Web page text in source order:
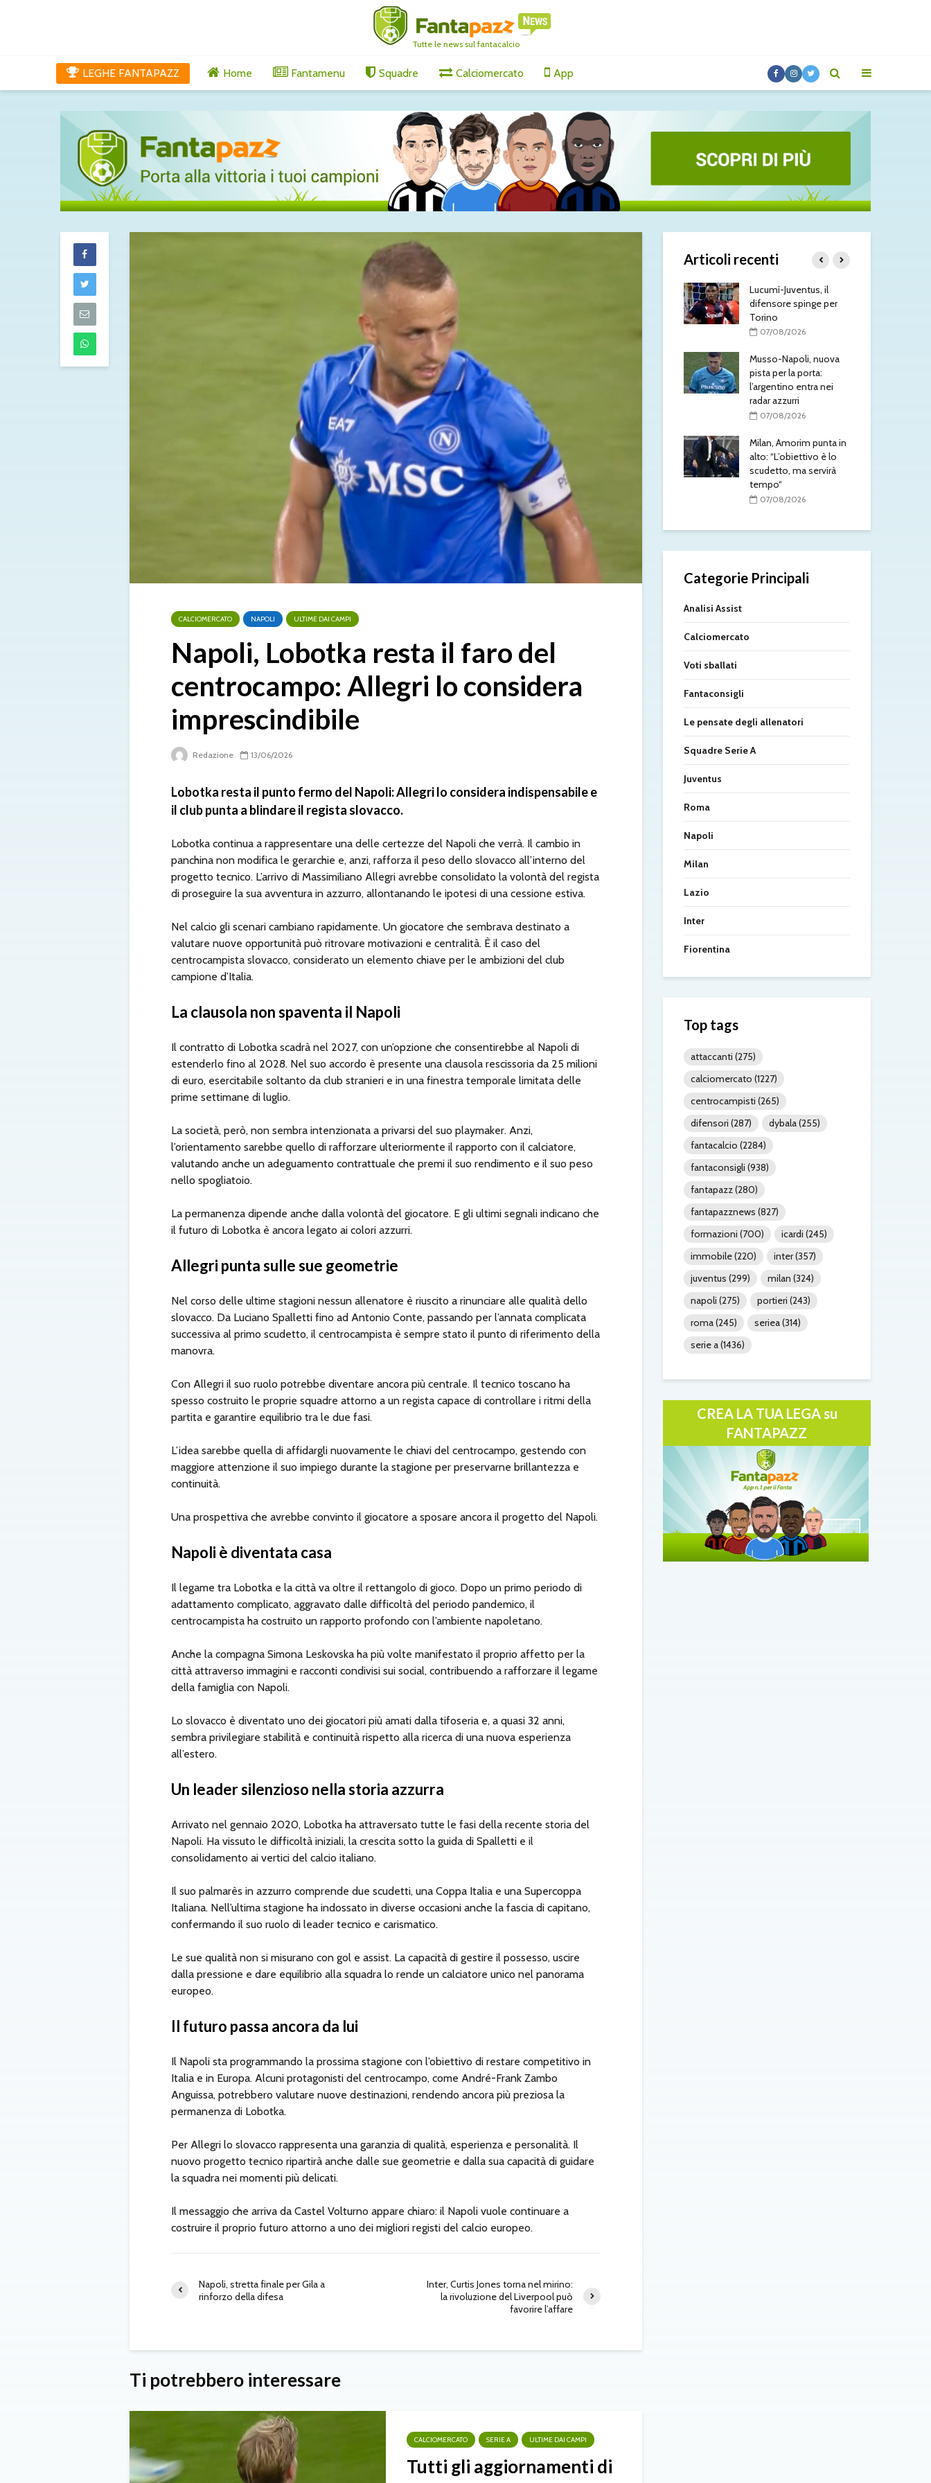
Tutte le news sul fantacalcio
LEGHE FANTAPAZZ Home Fantamenu Squadre Calciomercato App
CALCIOMERCATO NAPOLI ULTIME DAI CAMPI
Napoli, Lobotka resta il faro del
centrocampo: Allegri lo considera
imprescindibile
Redazione 13/06/2026
Lobotka resta il punto fermo del Napoli: Allegri lo considera indispensabile e
il club punta a blindare il regista slovacco.
Lobotka continua a rappresentare una delle certezze del Napoli che verrà. Il cambio in
panchina non modifica le gerarchie e, anzi, rafforza il peso dello slovacco all’interno del
progetto tecnico. L’arrivo di Massimiliano Allegri avrebbe consolidato la volontà del regista
di proseguire la sua avventura in azzurro, allontanando le ipotesi di una cessione estiva.
Nel calcio gli scenari cambiano rapidamente. Un giocatore che sembrava destinato a
valutare nuove opportunità può ritrovare motivazioni e centralità. È il caso del
centrocampista slovacco, considerato un elemento chiave per le ambizioni del club
campione d’Italia.
La clausola non spaventa il Napoli
Il contratto di Lobotka scadrà nel 2027, con un’opzione che consentirebbe al Napoli di
estenderlo fino al 2028. Nel suo accordo è presente una clausola rescissoria da 25 milioni
di euro, esercitabile soltanto da club stranieri e in una finestra temporale limitata delle
prime settimane di luglio.
La società, però, non sembra intenzionata a privarsi del suo playmaker. Anzi,
l’orientamento sarebbe quello di rafforzare ulteriormente il rapporto con il calciatore,
valutando anche un adeguamento contrattuale che premi il suo rendimento e il suo peso
nello spogliatoio.
La permanenza dipende anche dalla volontà del giocatore. E gli ultimi segnali indicano che
il futuro di Lobotka è ancora legato ai colori azzurri.
Allegri punta sulle sue geometrie
Nel corso delle ultime stagioni nessun allenatore è riuscito a rinunciare alle qualità dello
slovacco. Da Luciano Spalletti fino ad Antonio Conte, passando per l’annata complicata
successiva al primo scudetto, il centrocampista è sempre stato il punto di riferimento della
manovra.
Con Allegri il suo ruolo potrebbe diventare ancora più centrale. Il tecnico toscano ha
spesso costruito le proprie squadre attorno a un regista capace di controllare i ritmi della
partita e garantire equilibrio tra le due fasi.
L’idea sarebbe quella di affidargli nuovamente le chiavi del centrocampo, gestendo con
maggiore attenzione il suo impiego durante la stagione per preservarne brillantezza e
continuità.
Una prospettiva che avrebbe convinto il giocatore a sposare ancora il progetto del Napoli.
Napoli è diventata casa
Il legame tra Lobotka e la città va oltre il rettangolo di gioco. Dopo un primo periodo di
adattamento complicato, aggravato dalle difficoltà del periodo pandemico, il
centrocampista ha costruito un rapporto profondo con l’ambiente napoletano.
Anche la compagna Simona Leskovska ha più volte manifestato il proprio affetto per la
città attraverso immagini e racconti condivisi sui social, contribuendo a rafforzare il legame
della famiglia con Napoli.
Lo slovacco è diventato uno dei giocatori più amati dalla tifoseria e, a quasi 32 anni,
sembra privilegiare stabilità e continuità rispetto alla ricerca di una nuova esperienza
all’estero.
Un leader silenzioso nella storia azzurra
Arrivato nel gennaio 2020, Lobotka ha attraversato tutte le fasi della recente storia del
Napoli. Ha vissuto le difficoltà iniziali, la crescita sotto la guida di Spalletti e il
consolidamento ai vertici del calcio italiano.
Il suo palmarès in azzurro comprende due scudetti, una Coppa Italia e una Supercoppa
Italiana. Nell’ultima stagione ha indossato in diverse occasioni anche la fascia di capitano,
confermando il suo ruolo di leader tecnico e carismatico.
Le sue qualità non si misurano con gol e assist. La capacità di gestire il possesso, uscire
dalla pressione e dare equilibrio alla squadra lo rende un calciatore unico nel panorama
europeo.
Il futuro passa ancora da lui
Il Napoli sta programmando la prossima stagione con l’obiettivo di restare competitivo in
Italia e in Europa. Alcuni protagonisti del centrocampo, come André-Frank Zambo
Anguissa, potrebbero valutare nuove destinazioni, rendendo ancora più preziosa la
permanenza di Lobotka.
Per Allegri lo slovacco rappresenta una garanzia di qualità, esperienza e personalità. Il
nuovo progetto tecnico ripartirà anche dalle sue geometrie e dalla sua capacità di guidare
la squadra nei momenti più delicati.
Il messaggio che arriva da Castel Volturno appare chiaro: il Napoli vuole continuare a
costruire il proprio futuro attorno a uno dei migliori registi del calcio europeo.
Napoli, stretta finale per Gila a
rinforzo della difesa
Inter, Curtis Jones torna nel mirino:
la rivoluzione del Liverpool può
favorire l’affare
Ti potrebbero interessare
CALCIOMERCATO SERIE A ULTIME DAI CAMPI
Tutti gli aggiornamenti di
Articoli recenti
Musso-Napoli, nuova
pista per la porta:
l’argentino entra nei
radar azzurri
07/08/2026
Milan, Amorim punta in
alto: “L’obiettivo è lo
scudetto, ma servirà
07/08/2026
Tutti gli aggiornamenti
di giovedì 6 agosto
07/08/2026
Gabriel Jesus, il Napoli
accelera: contatti con
l’Arsenal
06/08/2026
Yan Couto è del Como:
ufficiale il
trasferimento in
prestito
06/08/2026
Lucumì-Juventus, il
difensore spinge per
Torino
07/08/2026
Musso-Napoli, nuova
pista per la porta:
l’argentino entra nei
radar azzurri
07/08/2026
Milan, Amorim punta in
alto: “L’obiettivo è lo
scudetto, ma servirà
tempo“
07/08/2026
Categorie Principali
Analisi Assist
Calciomercato
Voti sballati
Fantaconsigli
Le pensate degli allenatori
Squadre Serie A
Juventus
Roma
Napoli
Milan
Lazio
Inter
Fiorentina
Top tags
attaccanti (275)
calciomercato (1227)
centrocampisti (265)
difensori (287) dybala(255)
fantacalcio (2284)
fantaconsigli (938)
fantapazz(280)
fantapazznews (827)
formazioni (700) icardi (245)
immobile(220) inter(357)
juventus (299) milan (324)
napoli (275) portieri (243)
roma(245) seriea(314)
serie a(1436)
CREA LA TUA LEGA su
FANTAPAZZ